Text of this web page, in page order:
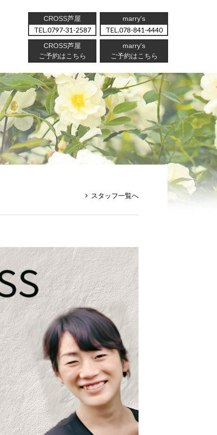
CROSS芦屋
0797-31-2587
marry's
078-841-4440
CROSS芦屋
ご予約はこちら
marry's
ご予約はこちら
スタッフ一覧へ